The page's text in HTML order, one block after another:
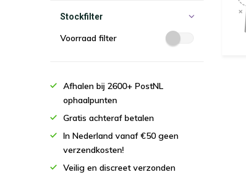
Stockfilter
Voorraad filter
Afhalen bij 2600+ PostNL
ophaalpunten
Gratis achteraf betalen
In Nederland vanaf €50 geen
verzendkosten!
Veilig en discreet verzonden